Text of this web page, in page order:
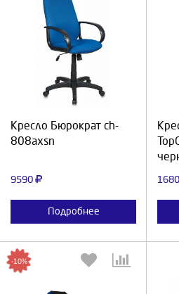
Кресло Бюрократ ch-
808axsn
9590
Подробнее
Выберите количество:
Продолжить
-10%